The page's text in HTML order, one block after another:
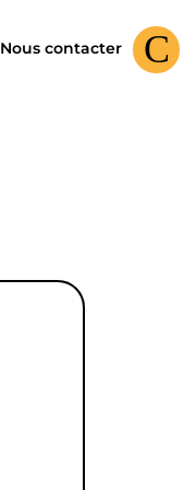
Nous contacter